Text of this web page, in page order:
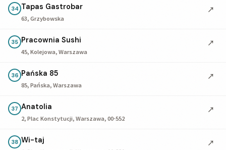
34 Tapas Gastrobar
63, Grzybowska
↗
35 Pracownia Sushi
45, Kolejowa, Warszawa
↗
36 Pańska 85
85, Pańska, Warszawa
↗
37 Anatolia
2, Plac Konstytucji, Warszawa, 00-552
↗
38 Wi-taj ↗